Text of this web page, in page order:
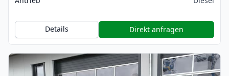
Details Direkt anfragen